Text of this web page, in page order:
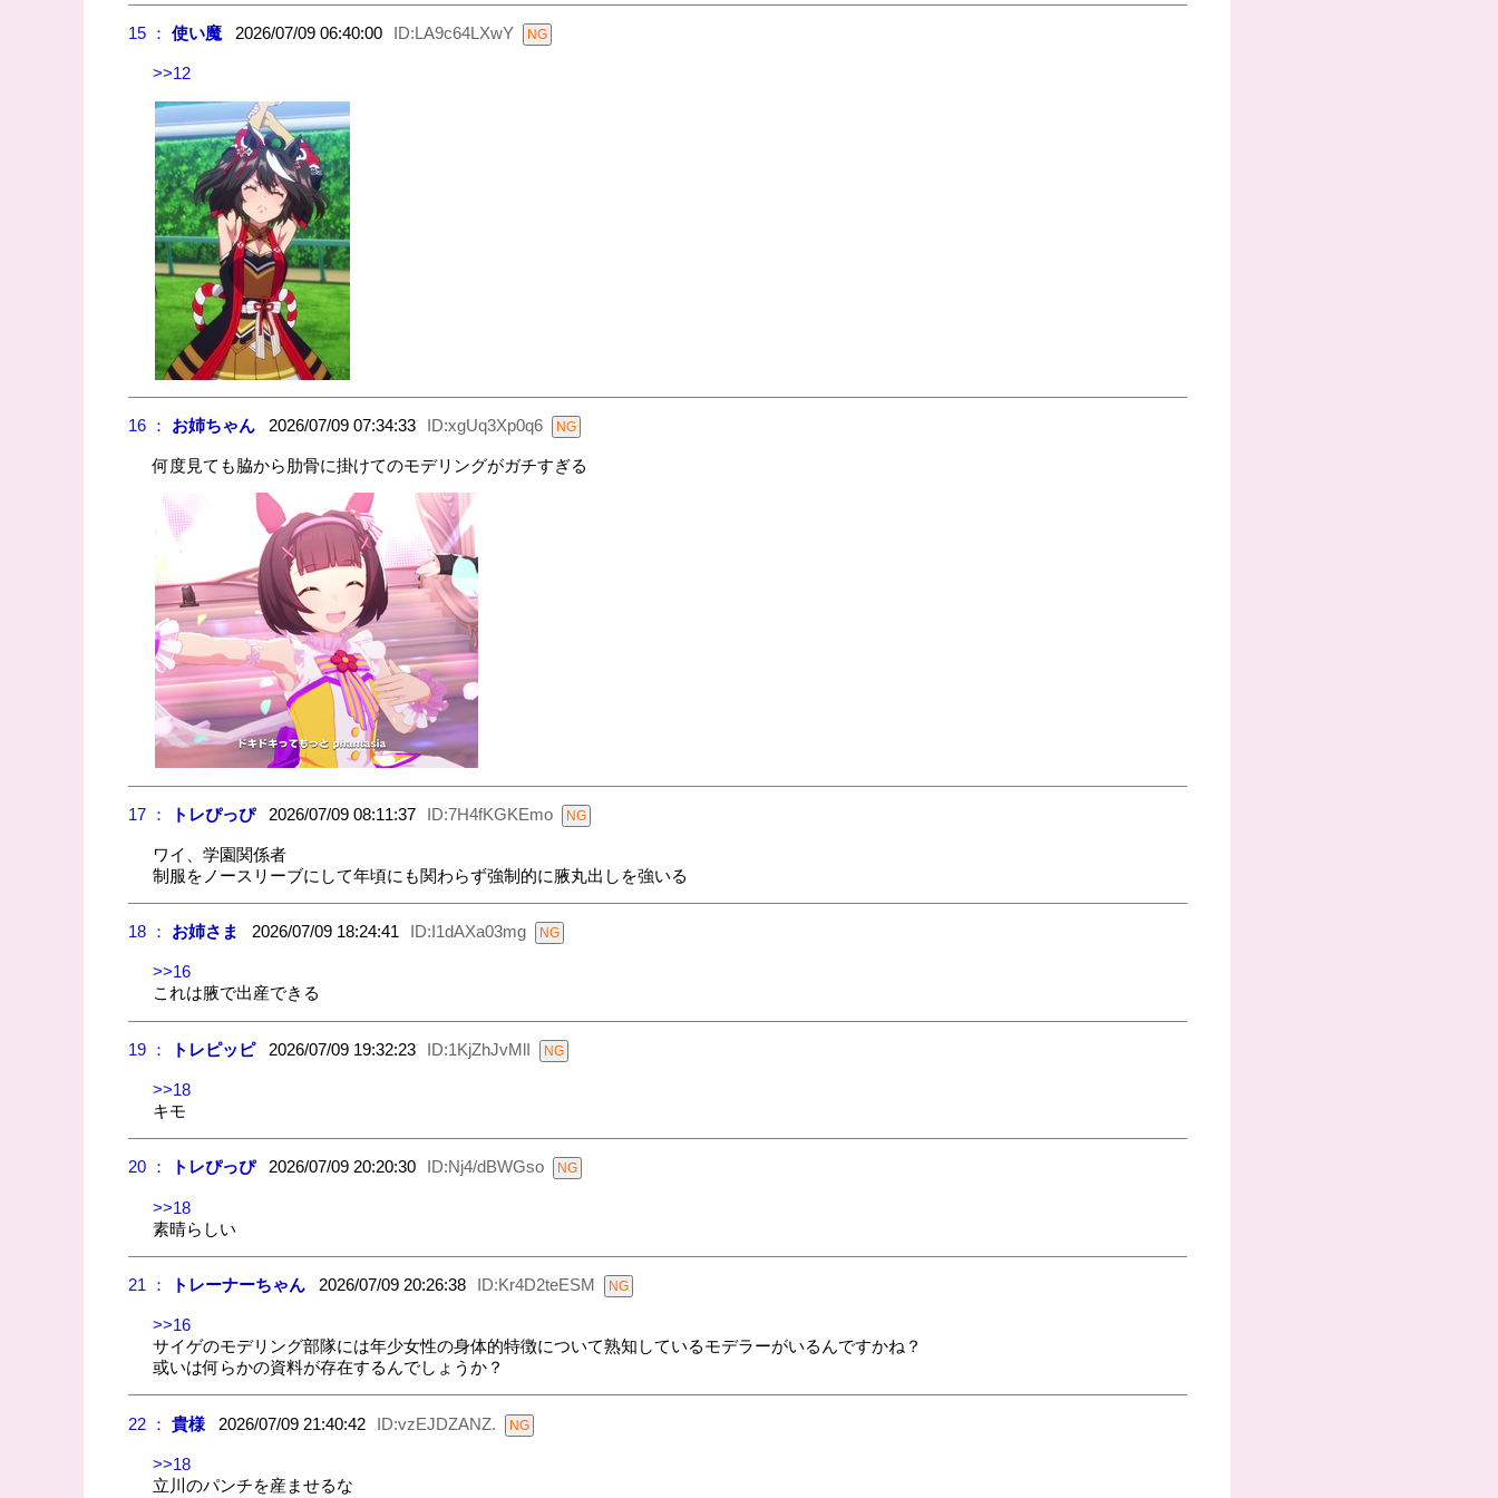
15 ： 使い魔2026/07/09 06:40:00 ID:LA9c64LXwY
>>12
16 ： お姉ちゃん2026/07/09 07:34:33 ID:xgUq3Xp0q6
何度見ても脇から肋骨に掛けてのモデリングがガチすぎる
17 ： トレぴっぴ2026/07/09 08:11:37 ID:7H4fKGKEmo
ワイ、学園関係者
制服をノースリーブにして年頃にも関わらず強制的に腋丸出しを強いる
18 ： お姉さま 2026/07/09 18:24:41 ID:I1dAXa03mg
>>16
これは腋で出産できる
19 ： トレピッピ2026/07/09 19:32:23 ID:1KjZhJvMlI
>>18
キモ
20 ： トレぴっぴ2026/07/09 20:20:30 ID:Nj4/dBWGso
>>18
素晴らしい
21 ： トレーナーちゃん2026/07/09 20:26:38 ID:Kr4D2teESM
>>16
サイゲのモデリング部隊には年少女性の身体的特徴について熟知しているモデラーがいるんですかね？
或いは何らかの資料が存在するんでしょうか？
22 ： 貴様2026/07/09 21:40:42 ID:vzEJDZANZ.
>>18
立川のパンチを産ませるな